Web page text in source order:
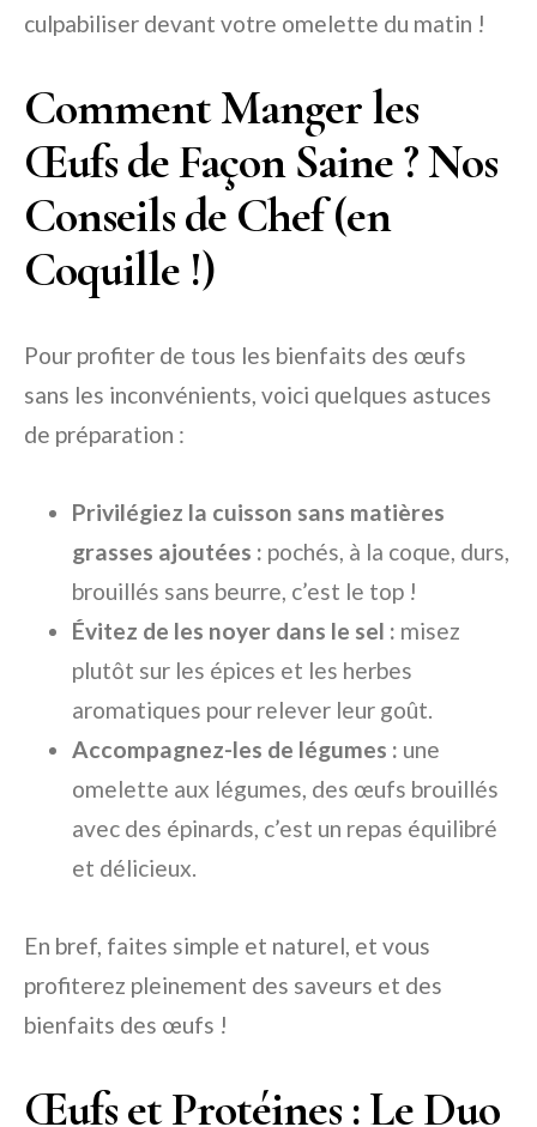
culpabiliser devant votre omelette du matin !
Comment Manger les
Œufs de Façon Saine ? Nos
Conseils de Chef (en
Coquille !)
Pour profiter de tous les bienfaits des œufs
sans les inconvénients, voici quelques astuces
de préparation :
Privilégiez la cuisson sans matières
grasses ajoutées : pochés, à la coque, durs,
brouillés sans beurre, c’est le top !
Évitez de les noyer dans le sel : misez
plutôt sur les épices et les herbes
aromatiques pour relever leur goût.
Accompagnez-les de légumes : une
omelette aux légumes, des œufs brouillés
avec des épinards, c’est un repas équilibré
et délicieux.
En bref, faites simple et naturel, et vous
profiterez pleinement des saveurs et des
bienfaits des œufs !
Œufs et Protéines : Le Duo